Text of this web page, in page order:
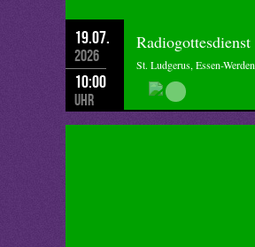
19.07.
2026
10:00
Uhr
Radiogottesdienst
St. Ludgerus, Essen-Werden